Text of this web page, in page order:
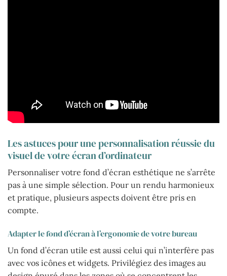
Les astuces pour une personnalisation réussie du
visuel de votre écran d’ordinateur
Personnaliser votre fond d’écran esthétique ne s’arrête
pas à une simple sélection. Pour un rendu harmonieux
et pratique, plusieurs aspects doivent être pris en
compte.
Adapter le fond d’écran à l’ergonomie de votre bureau
Un fond d’écran utile est aussi celui qui n’interfère pas
avec vos icônes et widgets. Privilégiez des images au